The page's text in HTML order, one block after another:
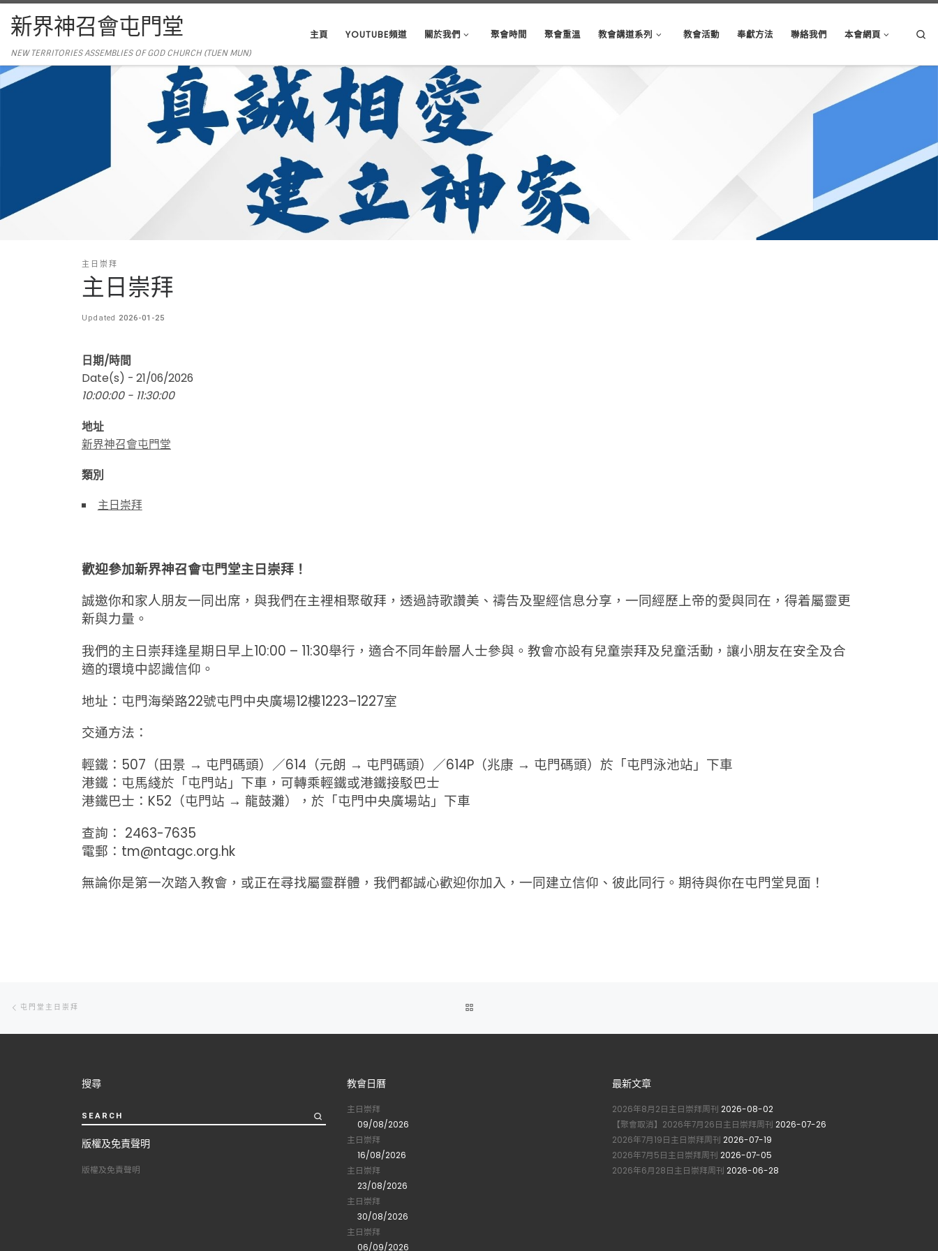
新界神召會屯門堂
NEW TERRITORIES ASSEMBLIES OF GOD CHURCH (TUEN MUN)
主頁 YOUTUBE頻道 關於我們 聚會時間 聚會重溫 教會講道系列 教會活動 奉獻方法 聯絡我們 本會網頁
主日崇拜
主日崇拜
Updated 2026-01-25
日期/時間
Date(s) - 21/06/2026
10:00:00 - 11:30:00
地址
新界神召會屯門堂
類別
主日崇拜
歡迎參加新界神召會屯門堂主日崇拜！
誠邀你和家人朋友一同出席，與我們在主裡相聚敬拜，透過詩歌讚美、禱告及聖經信息分享，一同經歷上帝的愛與同在，得着屬靈更
新與力量。
我們的主日崇拜逢星期日早上10:00 – 11:30舉行，適合不同年齡層人士參與。教會亦設有兒童崇拜及兒童活動，讓小朋友在安全及合
適的環境中認識信仰。
地址：屯門海榮路22號屯門中央廣場12樓1223–1227室
交通方法：
輕鐵：507（田景 → 屯門碼頭）／614（元朗 → 屯門碼頭）／614P（兆康 → 屯門碼頭）於「屯門泳池站」下車
港鐵：屯馬綫於「屯門站」下車，可轉乘輕鐵或港鐵接駁巴士
港鐵巴士：K52（屯門站 → 龍鼓灘），於「屯門中央廣場站」下車
查詢： 2463-7635
電郵：tm@ntagc.org.hk
無論你是第一次踏入教會，或正在尋找屬靈群體，我們都誠心歡迎你加入，一同建立信仰、彼此同行。期待與你在屯門堂見面！
Post
navigation
Previous
屯門堂主日崇拜
TO
搜尋
SEARCH
版權及免責聲明
版權及免責聲明
教會日曆
主日崇拜
09/08/2026
主日崇拜
16/08/2026
主日崇拜
23/08/2026
主日崇拜
30/08/2026
主日崇拜
06/09/2026
最新文章
2026年8月2日主日崇拜周刊 2026-08-02
【聚會取消】2026年7月26日主日崇拜周刊 2026-07-26
2026年7月19日主日崇拜周刊 2026-07-19
2026年7月5日主日崇拜周刊 2026-07-05
2026年6月28日主日崇拜周刊 2026-06-28